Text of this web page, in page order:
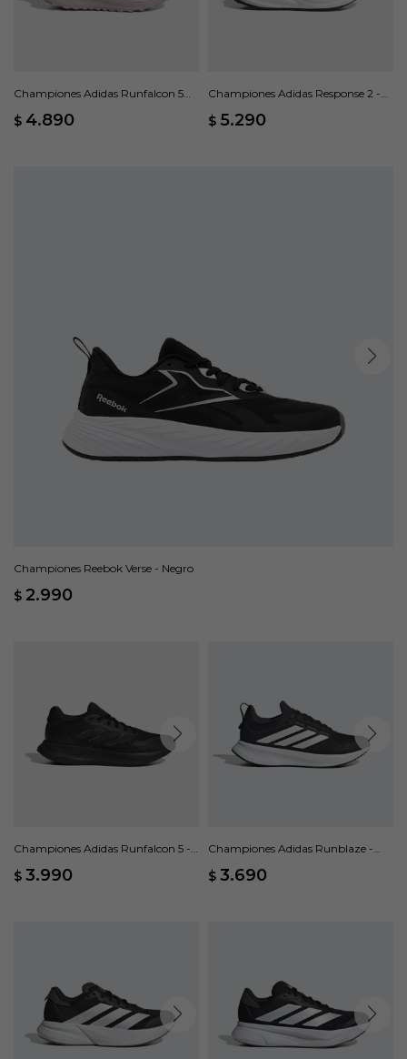
Championes Adidas Runfalcon 5
$ 4.890
Championes Adidas Response 2 -
$ 5.290
Championes Reebok Verse - Negro
$ 2.990
Championes Adidas Runfalcon 5 -
$ 3.990
Championes Adidas Runblaze -
$ 3.690